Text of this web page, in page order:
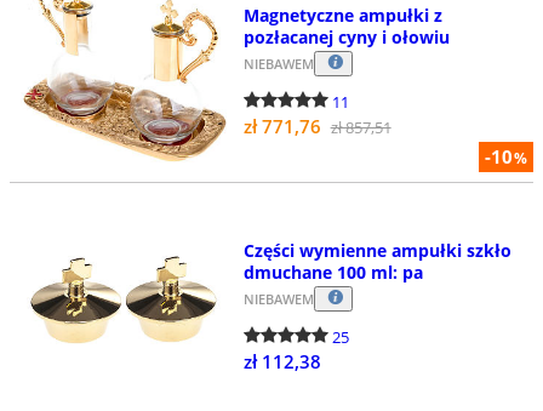
-10%
Magnetyczne ampułki z
pozłacanej cyny i ołowiu
NIEBAWEM
11
zł 771,76 zł 857,51
Części wymienne ampułki szkło
dmuchane 100 ml: pa
NIEBAWEM
25
zł 112,38